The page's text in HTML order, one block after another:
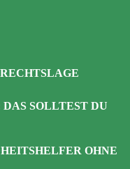
SOLLTEST DU
OHNE